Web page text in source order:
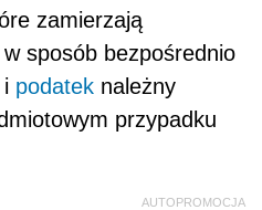
zamierzają
sposób bezpośrednio
i podatek należny
przypadku
AUTOPROMOCJA